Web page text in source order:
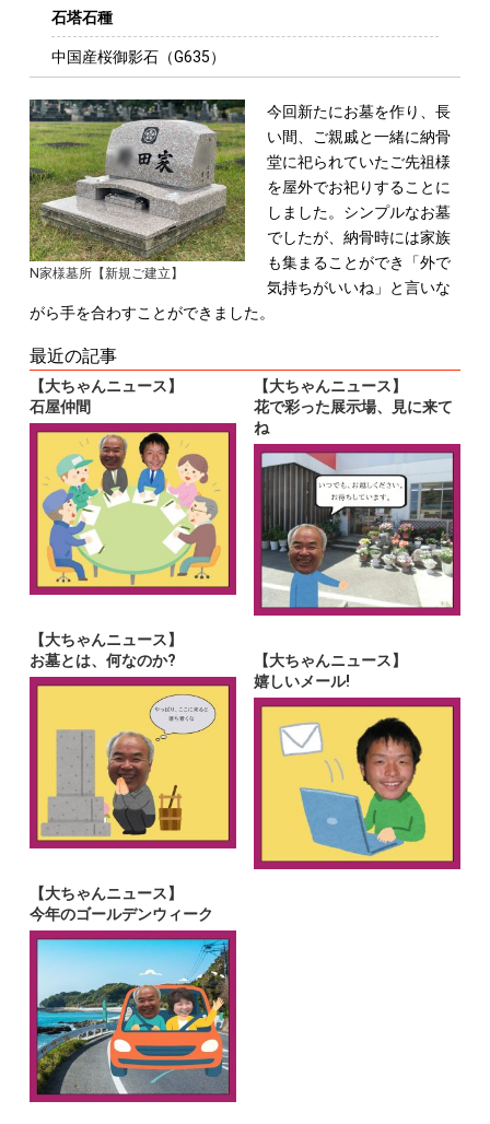
石塔石種
中国産桜御影石（G635）
N家様墓所【新規ご建立】
今回新たにお墓を作り、長
い間、ご親戚と一緒に納骨
堂に祀られていたご先祖様
を屋外でお祀りすることに
しました。 シンプルなお墓
でしたが、納骨時には家族
も集まることができ
「外で
気持ちがいいね」と言いな
がら手を合わすことができました。
最近の記事
【大ちゃんニュース】
石屋仲間
【大ちゃんニュース】
花で彩った展示場、見に来て
ね
【大ちゃんニュース】
お墓とは、何なのか?
【大ちゃんニュース】
嬉しいメール!
【大ちゃんニュース】
今年のゴールデンウィーク